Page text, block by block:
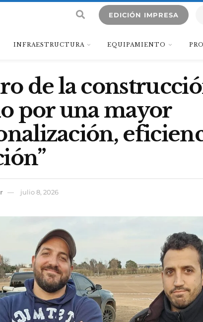
EDICIÓN IMPRESA
INFRAESTRUCTURA EQUIPAMIENTO
de la
por una mayor
julio 8, 2026